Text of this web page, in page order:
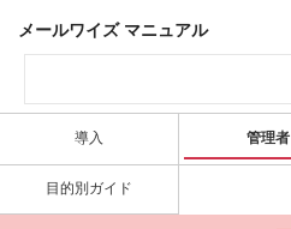
メールワイズ マニュアル
導入 管理者
目的別ガイド